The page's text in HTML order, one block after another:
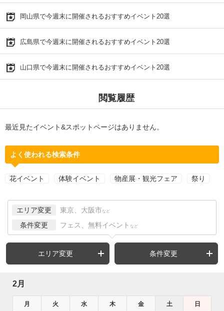
岡山県で今週末に開催されるおすすめイベント20選
広島県で今週末に開催されるおすすめイベント20選
山口県で今週末に開催されるおすすめイベント20選
閲覧履歴
最近見たイベント&スポットページはありません。
よく使われる検索条件
花イベント 体験イベント 物産展・観光フェア 祭り
エリア変更 東京、大阪市 など
条件変更 フェス、無料イベント など
エリア変更 条件変更
2月
月 火 水 木 金 土 日